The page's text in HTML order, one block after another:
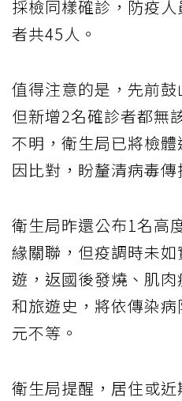
採檢同樣確診，防疫
者共45人。
值得注意的是，先前鼓
但新增2名確診者都無
不明，衛生局已將檢
因比對，盼釐清病毒傳
衛生局昨還公布1名高
緣關聯，但疫調時未
遊，返國後發燒、肌
和旅遊史，將依傳染
元不等。
衛生局提醒，居住或